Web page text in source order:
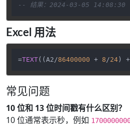
-- 结果：2024-03-05 14:08:30
Excel 用法
=TEXT((A2/86400000 + 8 /24) +
常见问题
10 位和 13 位时间戳有什么区别？
10 位通常表示秒，例如